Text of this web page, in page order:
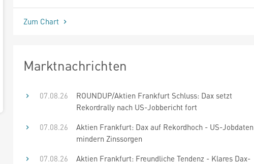
seit Beginn
Zum Chart
Marktnachrichten
07.08.26
ROUNDUP/Aktien Frankfurt Schluss: Dax setzt
Rekordrally nach US-Jobbericht fort
07.08.26
Aktien Frankfurt: Dax auf Rekordhoch - US-Jobdaten
mindern Zinssorgen
07.08.26
Aktien Frankfurt: Freundliche Tendenz - Klares Dax-